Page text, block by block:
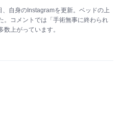
自身のInstagramを更新。ベッドの上
。コメントでは「手術無事に終わられ
上がっています。